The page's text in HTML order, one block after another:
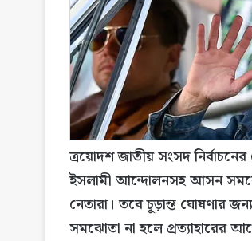
ত্রয়োদশ জাতীয় সংসদ
ইসলামী আন্দোলনসহ আসন
নেতারা। তবে চূড়ান্ত ঘোষণার
সমঝোতা না হলে প্রত্যাহারের